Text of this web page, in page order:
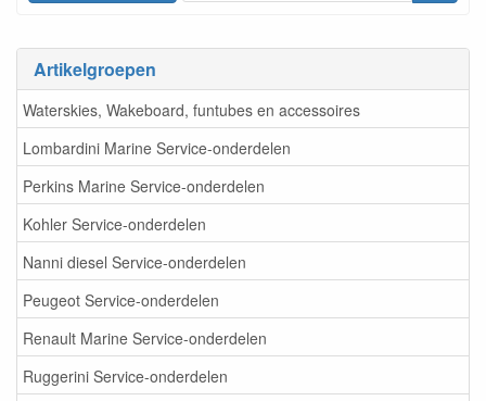
Artikelgroepen
Waterskies, Wakeboard, funtubes en accessoires
Lombardini Marine Service-onderdelen
Perkins Marine Service-onderdelen
Kohler Service-onderdelen
Nanni diesel Service-onderdelen
Peugeot Service-onderdelen
Renault Marine Service-onderdelen
Ruggerini Service-onderdelen